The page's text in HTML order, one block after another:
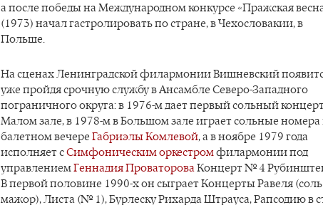
а после победы на Международном конкурсе «Пражская
(1973) начал гастролировать по стране, в Чехословакии, в
Польше.
На сценах Ленинградской филармонии Вишневский
уже пройдя срочную службу в Ансамбле Северо-Западного
пограничного округа: в 1976-м дает первый сольный
Малом зале, в 1978-м в Большом зале играет сольные номера
балетном вечере Габриэлы Комлевой, а в ноябре 1979 года
исполняет сСимфоническим оркестромфилармонии под
управлениемГеннадия ПроватороваКонцерт № 4
В первой половине 1990-х он сыграет Концерты Равеля (соль
мажор), Листа (№ 1), Бурлеску Рихарда Штрауса, Рапсодию в